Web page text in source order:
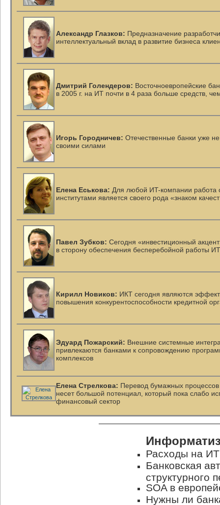
Александр Глазков: Предназначение
интеллектуальный вклад в развитие бизнеса
Дмитрий Голендеров: Восточноевропейские
в 2005 г. на ИТ почти в 4 раза больше средств,
Игорь Городничев: Отечественные банки уже
своими силами
Елена Еськова: Для любой ИT-компании
институтами является своего рода «знаком
Павел Зубков: Сегодня «инвестиционный
в сторону обеспечения бесперебойной работы
Кирилл Новиков: ИКТ сегодня являются
повышения конкурентоспособности кредитной
Эдуард Пожарский: Внешние системные
привлекаются банками к сопровождению
комплексов
Елена Стрелкова: Перевод бумажных
несет большой потенциал, который пока слабо
финансовый сектор
Расходы на
Банковская
структурного
SOA в
Нужны ли